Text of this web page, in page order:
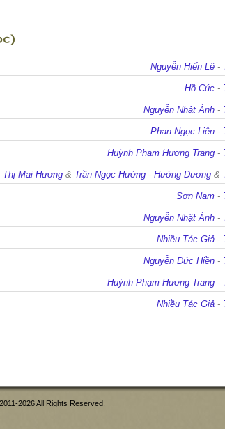
Nguyễn Hiến Lê -
Hồ Cúc -
Nguyễn Nhật Ánh -
Phan Ngọc Liên -
Huỳnh Phạm Hương Trang -
Thị Mai Hương & Trần Ngọc Hưởng - Hướng Dương &
Sơn Nam -
Nguyễn Nhật Ánh -
Nhiều Tác Giả -
Nguyễn Đức Hiền -
Huỳnh Phạm Hương Trang -
Nhiều Tác Giả -
2026 All Rights Reserved.